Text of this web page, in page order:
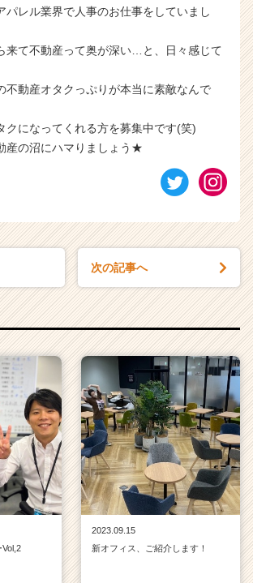
パレル業界で人事のお仕事をしていまし
来て不動産って奥が深い…と、日々感じて
不動産オタクっぷりが本当に素敵なんで
クになってくれる方を募集中です(笑)
産の沼にハマりましょう★
次の記事へ
2023.09.15
新オフィス、ご紹介します！